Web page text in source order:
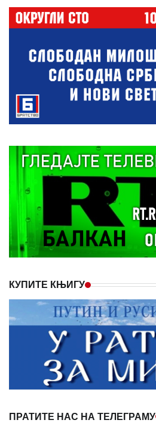
КУПИТЕ КЊИГУ
ПРАТИТЕ НАС НА ТЕЛЕГРАМУ